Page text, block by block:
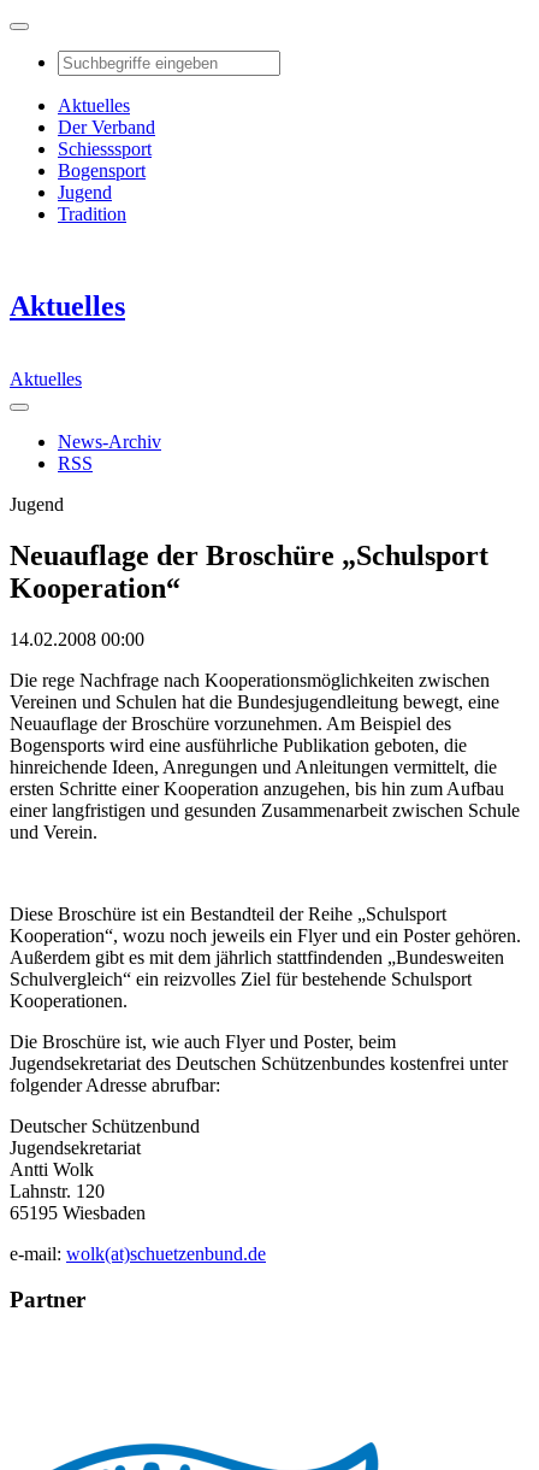
Aktuelles
Der Verband
Schiesssport
Bogensport
Jugend
Tradition
Aktuelles
Aktuelles
News-Archiv
RSS
Jugend
Neuauflage der Broschüre „Schulsport
Kooperation“
14.02.2008 00:00
Die rege Nachfrage nach Kooperationsmöglichkeiten zwischen
Vereinen und Schulen hat die Bundesjugendleitung bewegt, eine
Neuauflage der Broschüre vorzunehmen. Am Beispiel des
Bogensports wird eine ausführliche Publikation geboten, die
hinreichende Ideen, Anregungen und Anleitungen vermittelt, die
ersten Schritte einer Kooperation anzugehen, bis hin zum Aufbau
einer langfristigen und gesunden Zusammenarbeit zwischen Schule
und Verein.
Diese Broschüre ist ein Bestandteil der Reihe „Schulsport
Kooperation“, wozu noch jeweils ein Flyer und ein Poster gehören.
Außerdem gibt es mit dem jährlich stattfindenden „Bundesweiten
Schulvergleich“ ein reizvolles Ziel für bestehende Schulsport
Kooperationen.
Die Broschüre ist, wie auch Flyer und Poster, beim
Jugendsekretariat des Deutschen Schützenbundes kostenfrei unter
folgender Adresse abrufbar:
Deutscher Schützenbund
Jugendsekretariat
Antti Wolk
Lahnstr. 120
65195 Wiesbaden
e-mail: wolk(at)schuetzenbund.de
Partner